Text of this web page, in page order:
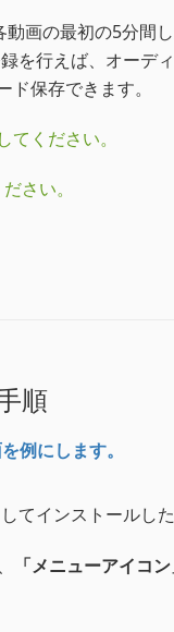
画の最初の5分間
を行えば、オーデ
保存できます。
てください。
さい。
順
例にします。
インストールした
「メニューアイコン